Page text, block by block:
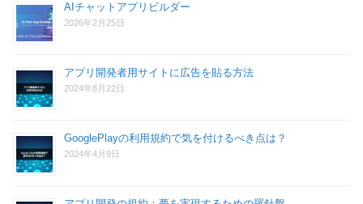
AIチャットアプリビルダー
2026年2月25日
アプリ開発者用サイトに広告を貼る方法
2024年8月22日
GooglePlayの利用規約で気を付けるべき点は？
2024年4月9日